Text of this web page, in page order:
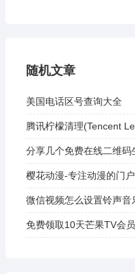
随机文章
美国电话区号查询大全
腾讯柠檬清理(Tencent
好用的免费Mac清理软件
分享几个免费在线二维码
樱花动漫-专注动漫的门
微信视频怎么设置铃声音
自定义铃声教程
免费领取10天芒果TV会